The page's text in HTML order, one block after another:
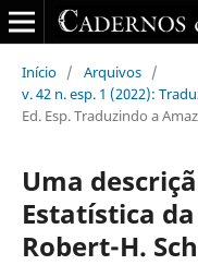
Início / Arquivos /
v. 42 n. esp. 1 (2022):
Ed. Esp. Traduzindo a
Uma
Estatística
Robert-H.